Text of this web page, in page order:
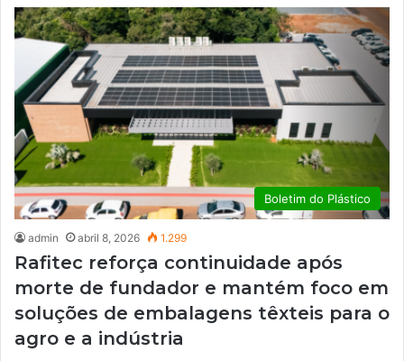
Boletim do Plástico
admin abril 8, 2026 1.299
Rafitec reforça continuidade após
morte de fundador e mantém foco em
soluções de embalagens têxteis para o
agro e a indústria